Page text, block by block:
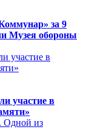
за 9
Музея обороны
участие в